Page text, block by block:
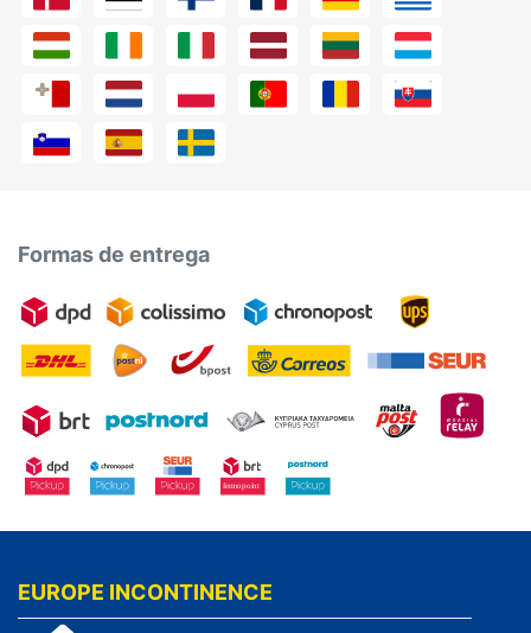
Formas de entrega
EUROPE INCONTINENCE